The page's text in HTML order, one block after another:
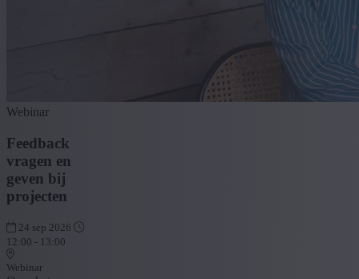
Webinar
Feedback
vragen en
geven bij
projecten
24 sep 2026
12:00 - 13:00
Webinar